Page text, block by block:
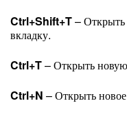
Ctrl+Shift+T–
вкладку.
Ctrl+T– Открыть
Ctrl+N – Открыть новое